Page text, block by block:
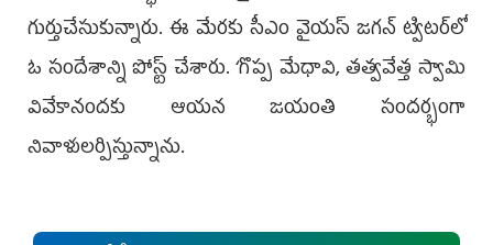
గుర్తుచేసుకున్నారు. ఈ మేరకు సీఎం వైయ‌స్‌ జగన్‌ ట్విటర్‌లో
ఓ సందేశాన్ని పోస్ట్‌ చేశారు. ‘గొప్ప మేధావి, తత్వవేత్త స్వామి
వివేకానందకు ఆయన జయంతి సందర్భంగా
నివాళులర్పిస్తున్నాను.